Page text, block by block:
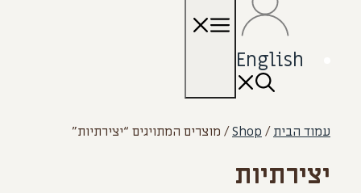
English
עמוד הבית/
Shop/ מוצרים המתויגים “יצירתיות”
יצירתיות